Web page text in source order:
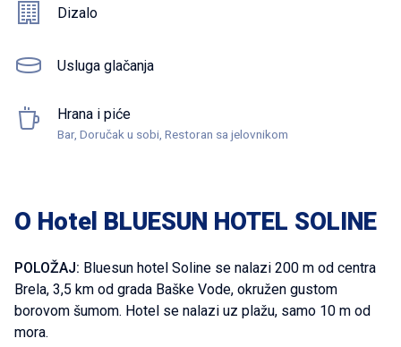
Dizalo
Usluga glačanja
Hrana i piće
Bar, Doručak u sobi, Restoran sa jelovnikom
O Hotel BLUESUN HOTEL SOLINE
POLOŽAJ: Bluesun hotel Soline se nalazi 200 m od centra
Brela, 3,5 km od grada Baške Vode, okružen gustom
borovom šumom. Hotel se nalazi uz plažu, samo 10 m od
mora.